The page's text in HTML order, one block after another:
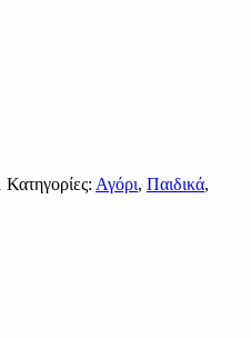
Κατηγορίες: Αγόρι, Παιδικά,